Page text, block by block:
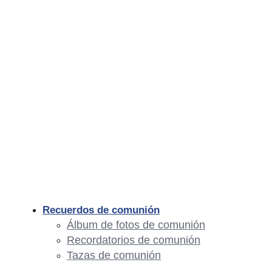
Recuerdos de comunión
Álbum de fotos de comunión
Recordatorios de comunión
Tazas de comunión